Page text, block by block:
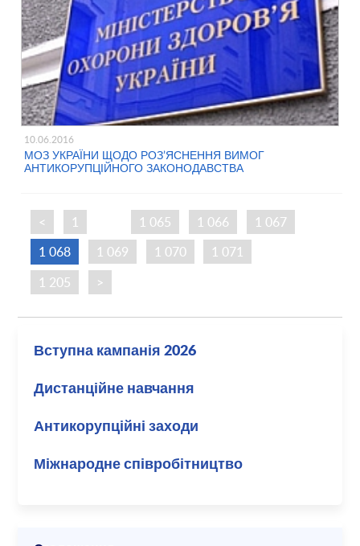
10.06.2016
МОЗ УКРАЇНИ ЩОДО РОЗ’ЯСНЕННЯ ВИМОГ
АНТИКОРУПЦІЙНОГО ЗАКОНОДАВСТВА
< 1 1 065 1 066
1 067
1 068
1 069 1 070 1 071
1 205
>
Вступна кампанія 2026
Дистанційне навчання
Антикорупційні заходи
Міжнародне співробітництво